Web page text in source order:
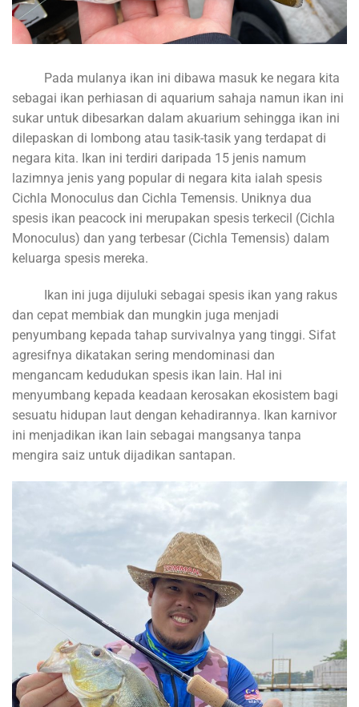
Pada mulanya ikan ini dibawa masuk ke negara kita
sebagai ikan perhiasan di aquarium sahaja namun ikan ini
sukar untuk dibesarkan dalam akuarium sehingga ikan ini
dilepaskan di lombong atau tasik-tasik yang terdapat di
negara kita. Ikan ini terdiri daripada 15 jenis namum
lazimnya jenis yang popular di negara kita ialah spesis
Cichla Monoculus dan Cichla Temensis. Uniknya dua
spesis ikan peacock ini merupakan spesis terkecil (Cichla
Monoculus) dan yang terbesar (Cichla Temensis) dalam
keluarga spesis mereka.
Ikan ini juga dijuluki sebagai spesis ikan yang rakus
dan cepat membiak dan mungkin juga menjadi
penyumbang kepada tahap survivalnya yang tinggi. Sifat
agresifnya dikatakan sering mendominasi dan
mengancam kedudukan spesis ikan lain. Hal ini
menyumbang kepada keadaan kerosakan ekosistem bagi
sesuatu hidupan laut dengan kehadirannya. Ikan karnivor
ini menjadikan ikan lain sebagai mangsanya tanpa
mengira saiz untuk dijadikan santapan.